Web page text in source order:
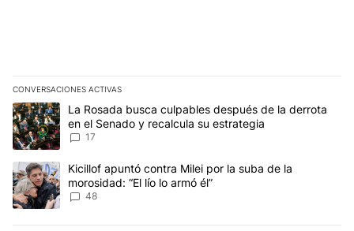
CONVERSACIONES ACTIVAS
Este listado muestra los artículos con más comentarios en los
Un artículo de tendencia con el título "La Rosada busca
La Rosada busca culpables después de la derrota
en el Senado y recalcula su estrategia
17
Un artículo de tendencia con el título "Kicillof apuntó contra Milei
Kicillof apuntó contra Milei por la suba de la
morosidad: “El lío lo armó él”
48